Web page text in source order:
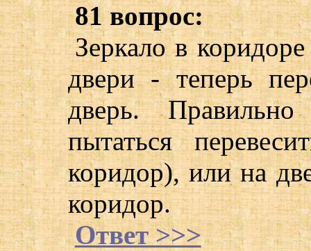
81 вопрос:
Зеркало в
двери - теперь
дверь.
пытаться
коридор), или на
коридор.
Ответ >>>